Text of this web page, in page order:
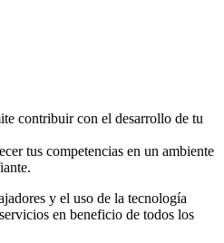
contribuir con el desarrollo de tu
tus competencias en un ambiente
y el uso de la tecnología
en beneficio de todos los